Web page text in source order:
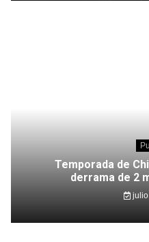
Temporada de
derrama de 2
julio